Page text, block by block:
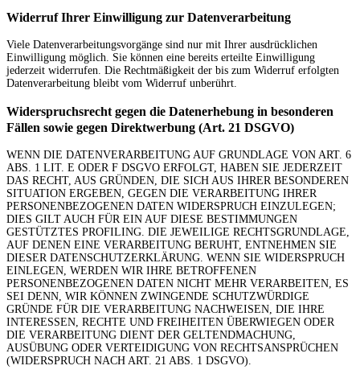
Widerruf Ihrer Einwilligung zur Datenverarbeitung
Viele Datenverarbeitungsvorgänge sind nur mit Ihrer ausdrücklichen
Einwilligung möglich. Sie können eine bereits erteilte Einwilligung
jederzeit widerrufen. Die Rechtmäßigkeit der bis zum Widerruf erfolgten
Datenverarbeitung bleibt vom Widerruf unberührt.
Widerspruchsrecht gegen die Datenerhebung in besonderen
Fällen sowie gegen Direktwerbung (Art. 21 DSGVO)
WENN DIE DATENVERARBEITUNG AUF GRUNDLAGE VON ART. 6
ABS. 1 LIT. E ODER F DSGVO ERFOLGT, HABEN SIE JEDERZEIT
DAS RECHT, AUS GRÜNDEN, DIE SICH AUS IHRER BESONDEREN
SITUATION ERGEBEN, GEGEN DIE VERARBEITUNG IHRER
PERSONENBEZOGENEN DATEN WIDERSPRUCH EINZULEGEN;
DIES GILT AUCH FÜR EIN AUF DIESE BESTIMMUNGEN
GESTÜTZTES PROFILING. DIE JEWEILIGE RECHTSGRUNDLAGE,
AUF DENEN EINE VERARBEITUNG BERUHT, ENTNEHMEN SIE
DIESER DATENSCHUTZERKLÄRUNG. WENN SIE WIDERSPRUCH
EINLEGEN, WERDEN WIR IHRE BETROFFENEN
PERSONENBEZOGENEN DATEN NICHT MEHR VERARBEITEN, ES
SEI DENN, WIR KÖNNEN ZWINGENDE SCHUTZWÜRDIGE
GRÜNDE FÜR DIE VERARBEITUNG NACHWEISEN, DIE IHRE
INTERESSEN, RECHTE UND FREIHEITEN ÜBERWIEGEN ODER
DIE VERARBEITUNG DIENT DER GELTENDMACHUNG,
AUSÜBUNG ODER VERTEIDIGUNG VON RECHTSANSPRÜCHEN
(WIDERSPRUCH NACH ART. 21 ABS. 1 DSGVO).